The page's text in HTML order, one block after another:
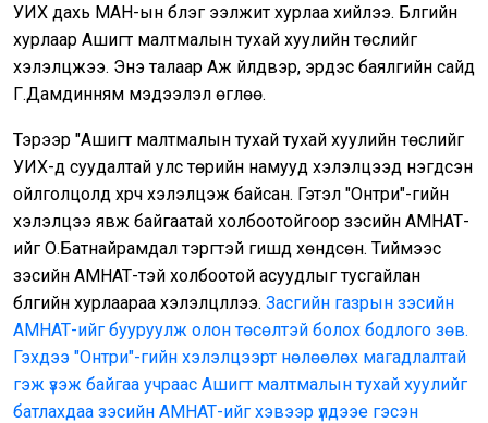
УИХ дахь МАН-ын бүлэг ээлжит хурлаа хийлээ. Бүлгийн
хурлаар Ашигт малтмалын тухай хуулийн төслийг
хэлэлцжээ. Энэ талаар Аж үйлдвэр, эрдэс баялгийн сайд
Г.Дамдинням мэдээлэл өглөө.
Тэрээр "Ашигт малтмалын тухай тухай хуулийн төслийг
УИХ-д суудалтай улс төрийн намууд хэлэлцээд нэгдсэн
ойлголцолд хүрч хэлэлцэж байсан. Гэтэл "Онтри"-гийн
хэлэлцээ явж байгаатай холбоотойгоор зэсийн АМНАТ-
ийг О.Батнайрамдал тэргүүтэй гишүүд хөндсөн. Тиймээс
зэсийн АМНАТ-тэй холбоотой асуудлыг тусгайлан
бүлгийн хурлаараа хэлэлцүүллээ. Засгийн газрын зэсийн
АМНАТ-ийг бууруулж олон төсөлтэй болох бодлого зөв.
Гэхдээ "Онтри"-гийн хэлэлцээрт нөлөөлөх магадлалтай
гэж үзэж байгаа учраас Ашигт малтмалын тухай хуулийг
батлахдаа зэсийн АМНАТ-ийг хэвээр үлдээе гэсэн